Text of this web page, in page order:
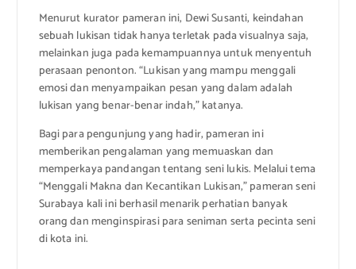
Menurut kurator pameran ini, Dewi Susanti, keindahan
sebuah lukisan tidak hanya terletak pada visualnya saja,
melainkan juga pada kemampuannya untuk menyentuh
perasaan penonton. “Lukisan yang mampu menggali
emosi dan menyampaikan pesan yang dalam adalah
lukisan yang benar-benar indah,” katanya.
Bagi para pengunjung yang hadir, pameran ini
memberikan pengalaman yang memuaskan dan
memperkaya pandangan tentang seni lukis. Melalui tema
“Menggali Makna dan Kecantikan Lukisan,” pameran seni
Surabaya kali ini berhasil menarik perhatian banyak
orang dan menginspirasi para seniman serta pecinta seni
di kota ini.